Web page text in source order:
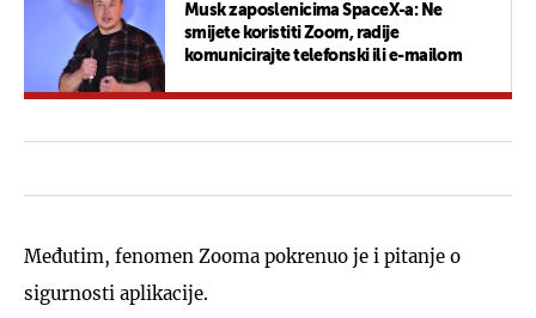
Musk zaposlenicima SpaceX-a: Ne
smijete koristiti Zoom, radije
komunicirajte telefonski ili e-mailom
Međutim, fenomen Zooma pokrenuo je i pitanje o
sigurnosti aplikacije.